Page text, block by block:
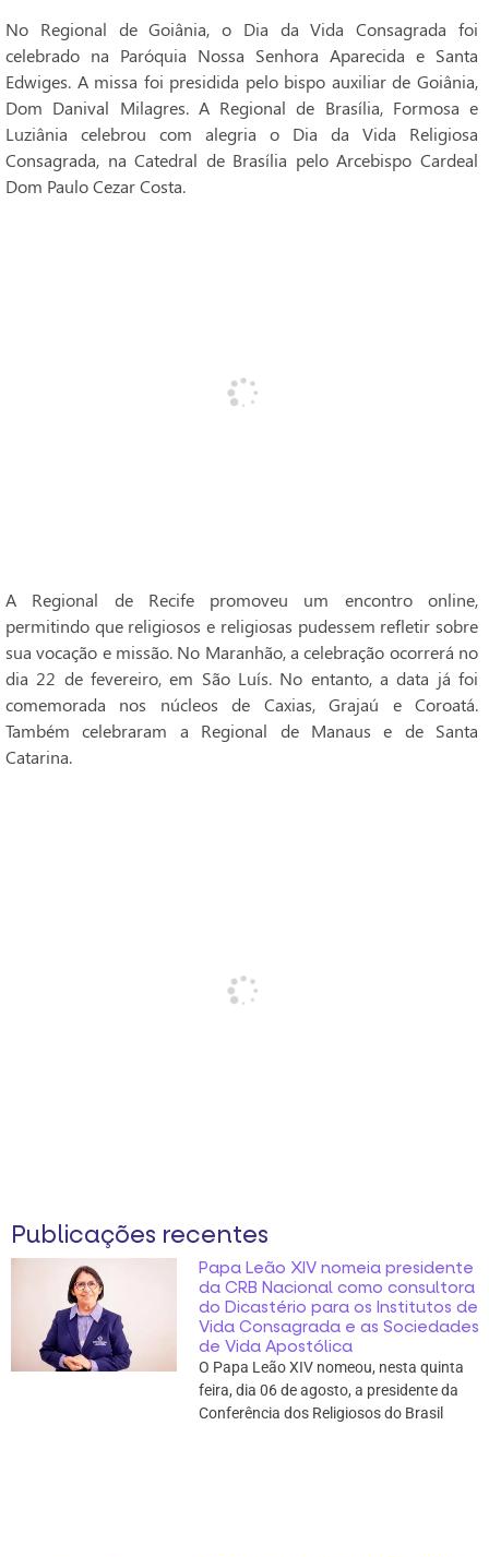
No Regional de Goiânia, o Dia da Vida Consagrada foi
celebrado na Paróquia Nossa Senhora Aparecida e Santa
Edwiges. A missa foi presidida pelo bispo auxiliar de Goiânia,
Dom Danival Milagres. A Regional de Brasília, Formosa e
Luziânia celebrou com alegria o Dia da Vida Religiosa
Consagrada, na Catedral de Brasília pelo Arcebispo Cardeal
Dom Paulo Cezar Costa.
A Regional de Recife promoveu um encontro online,
permitindo que religiosos e religiosas pudessem refletir sobre
sua vocação e missão. No Maranhão, a celebração ocorrerá no
dia 22 de fevereiro, em São Luís. No entanto, a data já foi
comemorada nos núcleos de Caxias, Grajaú e Coroatá.
Também celebraram a Regional de Manaus e de Santa
Catarina.
Publicações recentes
Papa Leão XIV nomeia presidente
da CRB Nacional como consultora
do Dicastério para os Institutos de
Vida Consagrada e as Sociedades
de Vida Apostólica
O Papa Leão XIV nomeou, nesta quinta
feira, dia 06 de agosto, a presidente da
Conferência dos Religiosos do Brasil